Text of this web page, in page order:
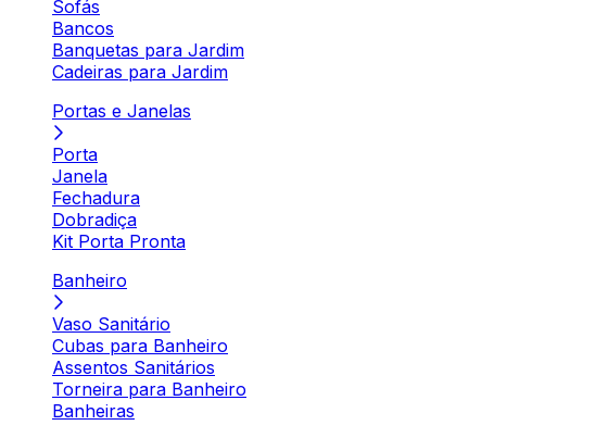
Sofás
Bancos
Banquetas para Jardim
Cadeiras para Jardim
Portas e Janelas
Porta
Janela
Fechadura
Dobradiça
Kit Porta Pronta
Banheiro
Vaso Sanitário
Cubas para Banheiro
Assentos Sanitários
Torneira para Banheiro
Banheiras